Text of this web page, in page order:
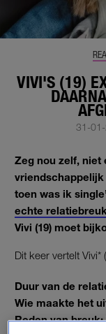
VIVI'S (19)
31-
Zeg nou zelf, niet
vriendschappelijk
toen was ik
echte
Vivi (19) moet
Dit keer vertelt Vivi*
Duur van de
Wie maakte het
Reden van breuk: